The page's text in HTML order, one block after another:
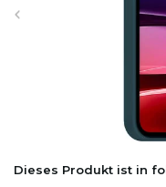
Dieses Produkt ist in